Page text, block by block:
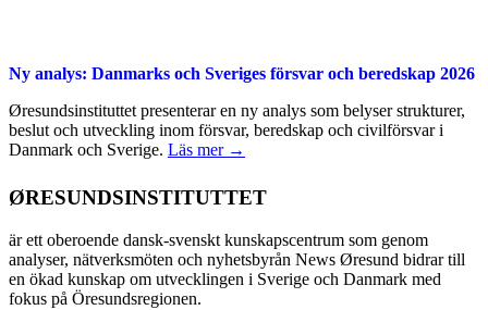
Ny analys: Danmarks och Sveriges försvar och beredskap 2026
Øresundsinstituttet presenterar en ny analys som belyser strukturer,
beslut och utveckling inom försvar, beredskap och civilförsvar i
Danmark och Sverige. Läs mer →
ØRESUNDSINSTITUTTET
är ett oberoende dansk-svenskt kunskapscentrum som genom
analyser, nätverksmöten och nyhetsbyrån News Øresund bidrar till
en ökad kunskap om utvecklingen i Sverige och Danmark med
fokus på Öresundsregionen.